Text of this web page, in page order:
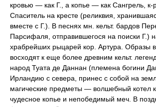
кровью — как Г., а копье — как Сангрель,
Спаситель на кресте (реликвия,
вместе с Г.). В песнях мн. кельт. бардов
Парсифаля, отправившегося на поиски Г.)
храбрейших рыцарей кор. Артура. Образы
восходят к еще более древним кельт.
народ Туата де Даннан (племена богини
Ирландию с севера, принес с собой на
магические предметы — волшебный котел
чудесное копье и непобедимый меч. В